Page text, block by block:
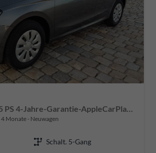
Selection 1.0 TSI 95 PS 4-Jahre-Garantie-AppleCarPlay-AndroidAuto-LED-PDC-Sitzheizung-DAB-Klima
4 Monate Neuwagen
Schalt. 5-Gang